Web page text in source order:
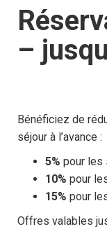
–
Bénéficiez de
séjour à l’avance :
5% pour les
10% pour
15% pour
Offres valables